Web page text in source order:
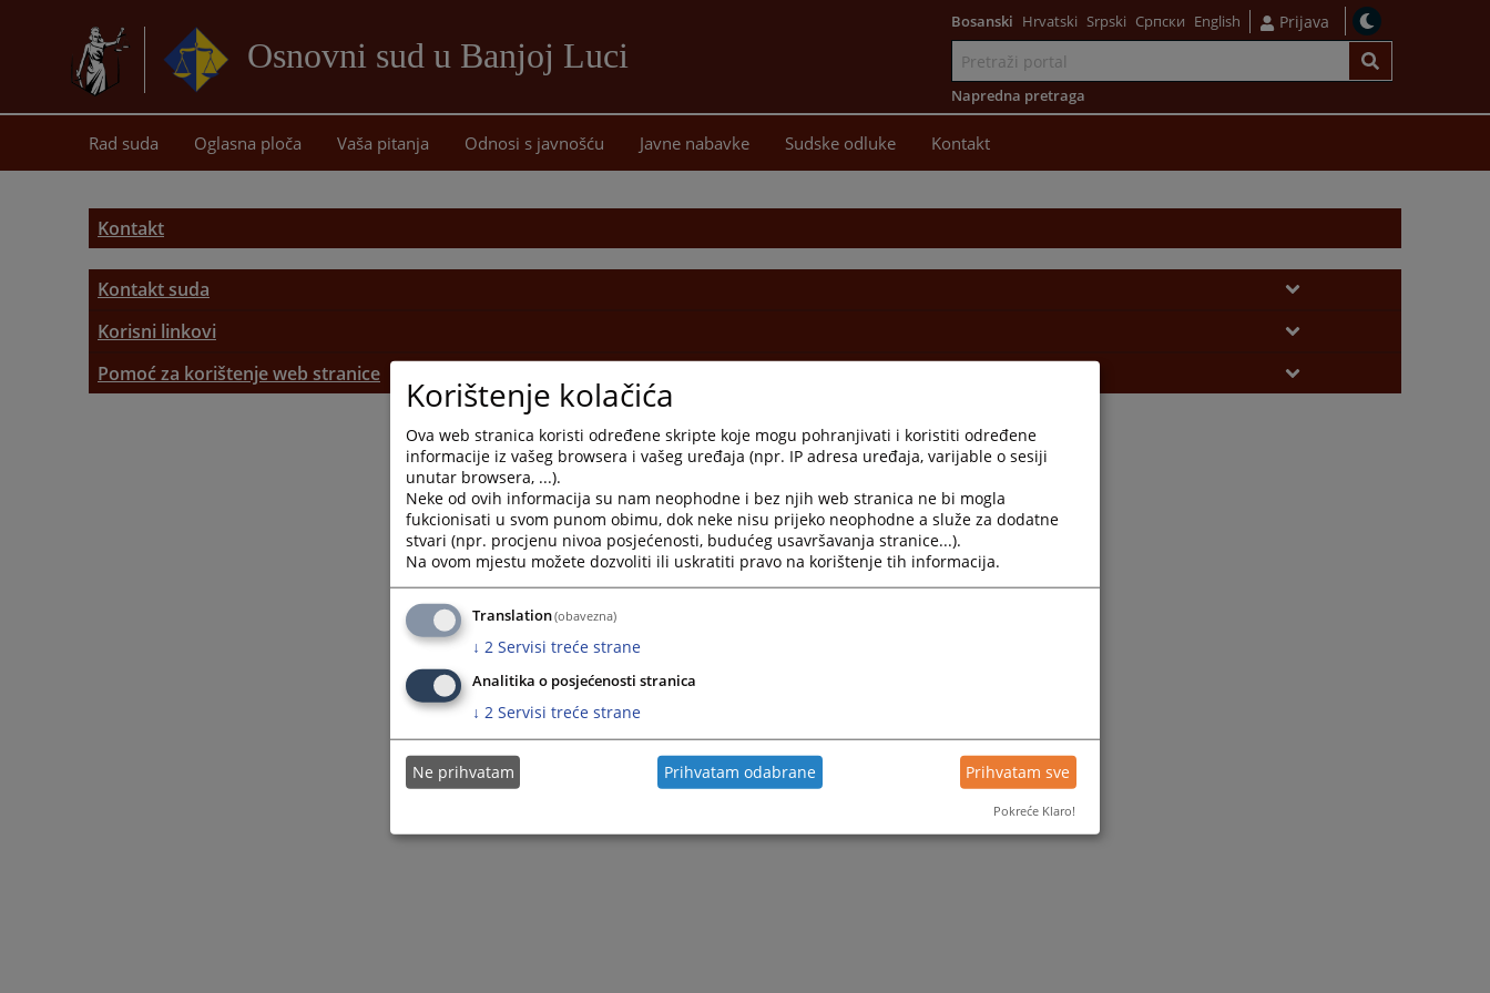
Osnovni sud u Banjoj Luci
sadržaj
Bosanski Hrvatski Srpski Српски English Prijava
Napredna pretraga
Rad suda Oglasna ploča Vaša pitanja Odnosi s javnošću Javne nabavke Sudske odluke Kontakt
Kontakt
Kontakt suda
Kontakt suda
Adresar pravosudnih institucija
Korisni linkovi
Korisni linkovi
Pomoć za korištenje web stranice
Korištenje kolačića
Ova web stranica koristi određene skripte koje mogu pohranjivati i koristiti određene
informacije iz vašeg browsera i vašeg uređaja (npr. IP adresa uređaja, varijable o sesiji
unutar browsera, ...).
Neke od ovih informacija su nam neophodne i bez njih web stranica ne bi mogla
fukcionisati u svom punom obimu, dok neke nisu prijeko neophodne a služe za dodatne
stvari (npr. procjenu nivoa posjećenosti, budućeg usavršavanja stranice...).
Na ovom mjestu možete dozvoliti ili uskratiti pravo na korištenje tih informacija.
Translation(obavezna)
↓ 2 Servisi treće strane
Analitika o posjećenosti stranica
↓ 2 Servisi treće strane
Ne prihvatam Prihvatam odabrane Prihvatam sve
Pokreće Klaro!